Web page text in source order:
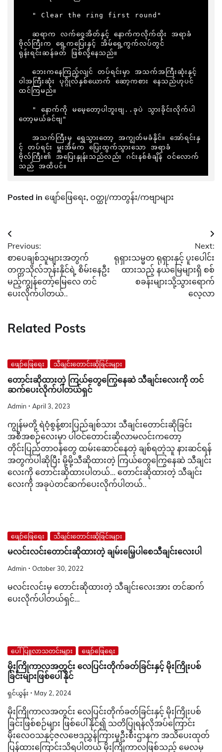
ဗိုလ်ကြီးက ရှေ့ကပြေးနှင့် အိမ်ရှေ့ကွက်လပ်တွင်
ရုန်းရင်းဆန်ခတ် ဖြစ်လို့နေသည်။
ဝါအကြီးဆုံး ပုဂ္ဂိုလ်နှစ်ယောက် ဆော့ကစား နေသည်ဟုပင်
ထင်ကြမည်။
တော့မယ်ခင်ဗျ"
င့် တပ်ရင်း မှူးအိမ်က ပြေးထွက်သွားသော အရာခံ
ဗိုလ်ကြီး၏ အပြေးနှုန်းသည်လည်း ဂင်းနစ်စံချိန် ဝင်လောက်
သည် အထိပင်။
Posted in ဖျော်ဖြေရေး, ဝတ္ထု/ကာတွန်း/ကဗျာများ
Post
navigation
Previous:
စာပေချစ်သူများအတွက်
တက္ကသိုလ်ဘုန်းနိုင်ရဲ့ စိမ်းနေဦး
မည့်ကျွန်တော့်မြေလေ တင်
ပေးလိုက်ပါတယ်..
Next:
ရုရှားသမ္မတ ရုရှားနှင့် ပူးပေါင်း
ထားသည့် နယ်မြေများရှိ စစ်
စခန်းများသို့သွားရောက်
လေ့လာ
Related Posts
ဖျော်ဖြေရေး သီချင်းတောင်းဆိုခြင်းများ
တောင်းဆိုထားတဲ့ ကြယ်တွေကြွေနေဆဲ သီချင်းလေးကို တင်
ဆက်ပေးလိုက်ပါတယ်ရှင်
Admin April 3, 2023
ကျွန်မတို့ ရဲဝံ့စွန့်စားပြည်ချစ်သား သီချင်းတောင်းဆိုခြင်း
အစီအစဉ်လေးမှာ ပါဝင်တောင်းဆိုလာမလင်းကတော့
တိုင်းပြည်တာဝန်တွေ ထမ်းဆောင်နေတဲ့ ချစ်ရတဲ့သူ နားဆင်ရန်
အတွက်ပါဆိုပြီး မို့မို့သီဆိုထားတဲ့ ကြယ်တွေကြွေနေဆဲ သီချင်း
လေးကို တောင်းဆိုထားပါတယ်… တောင်းဆိုထားတဲ့ သီချင်း
လေးကို အခုပဲတင်ဆက်ပေးလိုက်ပါတယ်..
ဖျော်ဖြေရေး သီချင်းတောင်းဆိုခြင်းများ
မလင်းလင်းတောင်းဆိုထားတဲ့ ချမ်းမြေ့ပါစေသီချင်းလေးပါ
Admin October 30, 2022
မလင်းလင်းမှ တောင်းဆိုထားတဲ့ သီချင်းလေးအား တင်ဆက်
ပေးလိုက်ပါတယ်ရှင်…
ပေါ်ပြူလာသတင်းများ ဖျော်ဖြေရေး
မိုးကြိုကာလအတွင်း လေပြင်းတိုက်ခတ်ခြင်းနှင့် မိုးကြိုးပစ်
ခြင်းများဖြစ်ပေါ်နိုင်
ရှင်ယွန်း May 2, 2024
မိုးကြိုကာလအတွင်း လေပြင်းတိုက်ခတ်ခြင်းနှင့် မိုးကြိုးပစ်
ခြင်းဖြစ်စဉ်များ ဖြစ်ပေါ်နိုင်၍ သတိပြုရန်လိုအပ်ကြောင်း
မိုးလေဝသနှင့်ဇလဗေဒညွှန်ကြားမှုဦးစီးဌာနက အသိပေးထုတ်
ပြန်ထားကြောင်းသိရပါတယ် မိုးကြိုကာလဖြစ်သည့် မေလမှ